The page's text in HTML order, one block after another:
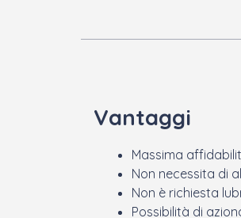
Vantaggi
Massima
Non necessita di
Non è richiesta
Possibilità di